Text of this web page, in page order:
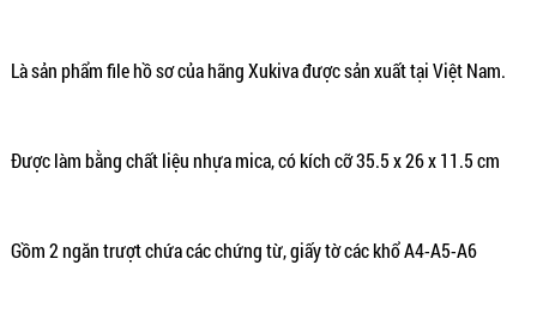
Là sản phẩm file hồ sơ của hãng Xukiva được sản xuất tại Việt Nam.
Được làm bằng chất liệu nhựa mica, có kích cỡ 35.5 x 26 x 11.5 cm
Gồm 2 ngăn trượt chứa các chứng từ, giấy tờ các khổ A4-A5-A6